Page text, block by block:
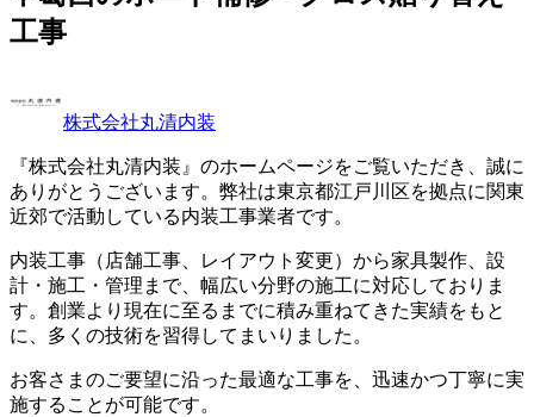
工事
株式会社丸清内装
『株式会社丸清内装』のホームページをご覧いただき、誠に
ありがとうございます。弊社は東京都江戸川区を拠点に関東
近郊で活動している内装工事業者です。
内装工事（店舗工事、レイアウト変更）から家具製作、設
計・施工・管理まで、幅広い分野の施工に対応しておりま
す。創業より現在に至るまでに積み重ねてきた実績をもと
に、多くの技術を習得してまいりました。
お客さまのご要望に沿った最適な工事を、迅速かつ丁寧に実
施することが可能です。